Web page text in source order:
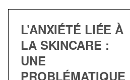
L’ANXIÉTÉ LIÉE À
LA SKINCARE :
UNE
PROBLÉMATIQUE